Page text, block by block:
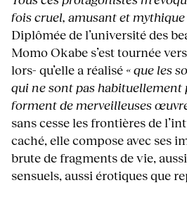
fois cruel, amusant et mythique
Diplômée de l’université des
Momo Okabe s’est tournée
lors- qu’elle a réalisé « que les
qui ne sont pas habituellement
forment de merveilleuses
sans cesse les frontières de
caché, elle compose avec ses
brute de fragments de vie,
sensuels, aussi érotiques que